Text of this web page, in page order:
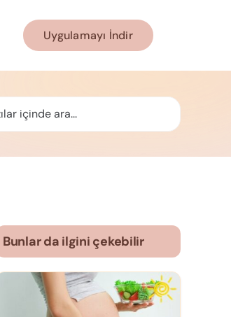
Uygulamayı İndir
Bunlar da ilgini çekebilir